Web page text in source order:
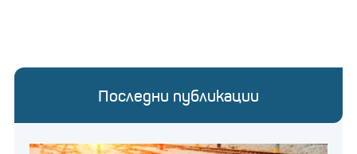
Последни публикации